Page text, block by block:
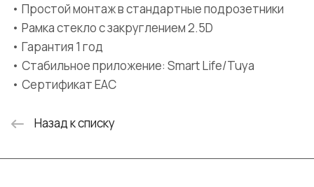
• Простой монтаж в стандартные подрозетники
• Рамка стекло с закруглением 2.5D
• Гарантия 1 год
• Стабильное приложение: Smart Life/Tuya
• Сертификат EAC
Назад к списку